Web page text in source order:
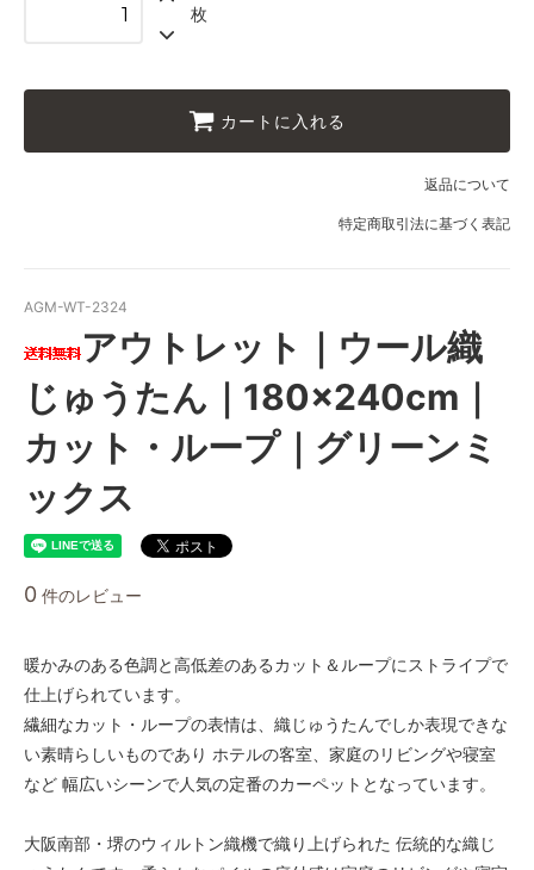
枚
カートに入れる
返品について
特定商取引法に基づく表記
AGM-WT-2324
アウトレット｜ウール織
じゅうたん｜180×240cm｜
カット・ループ｜グリーンミ
ックス
0 件のレビュー
暖かみのある色調と高低差のあるカット＆ループにストライプで
仕上げられています。
繊細なカット・ループの表情は、織じゅうたんでしか表現できな
い素晴らしいものであり ホテルの客室、家庭のリビングや寝室
など 幅広いシーンで人気の定番のカーペットとなっています。
大阪南部・堺のウィルトン織機で織り上げられた 伝統的な織じ